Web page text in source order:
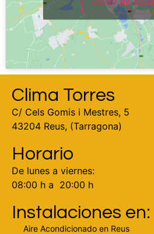
Clima Torres
C/ Cels Gomis i Mestres, 5
43204 Reus, (Tarragona)
Horario
De lunes a viernes:
08:00 h a 20:00 h
Instalaciones en:
Aire Acondicionado en Reus